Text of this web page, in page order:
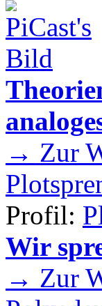
→ Zur
Profil:
Wir
→ Zur